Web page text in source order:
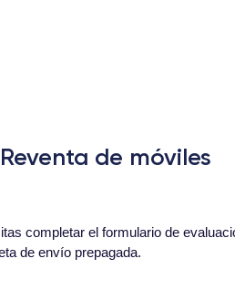
de móviles
completar el formulario de
de envío prepagada.